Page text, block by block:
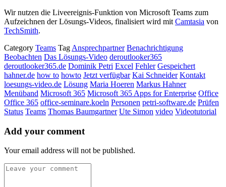
Wir nutzen die Liveereignis-Funktion von Microsoft Teams zum
Aufzeichnen der Lösungs-Videos, finalisiert wird mit Camtasia von
TechSmith.
Category Teams Tag Ansprechpartner Benachrichtigung
Beobachten Das Lösungs-Video deroutlooker365
deroutlooker365.de Dominik Petri Excel Fehler Gespeichert
hahner.de how to howto Jetzt verfügbar Kai Schneider Kontakt
loesungs-video.de Lösung Maria Hoeren Markus Hahner
Menüband Microsoft 365 Microsoft 365 Apps for Enterprise Office
Office 365 office-seminare.koeln Personen petri-software.de Prüfen
Status Teams Thomas Baumgartner Ute Simon video Videotutorial
Add your comment
Your email address will not be published.